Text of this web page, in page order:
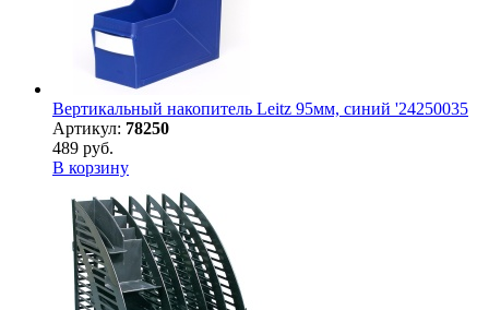
Вертикальный накопитель Leitz 95мм, синий '24250035
Артикул: 78250
489 руб.
В корзину